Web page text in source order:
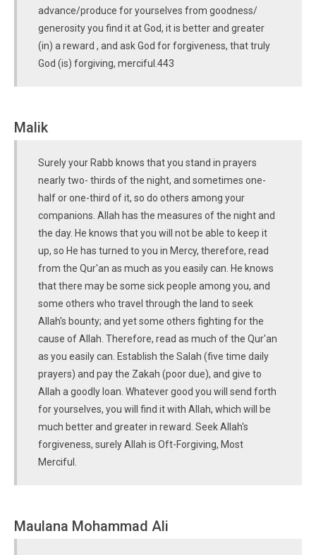
advance/produce for yourselves from goodness/
generosity you find it at God, it is better and greater
(in) a reward , and ask God for forgiveness, that truly
God (is) forgiving, merciful.443
Malik
Surely your Rabb knows that you stand in prayers
nearly two- thirds of the night, and sometimes one-
half or one-third of it, so do others among your
companions. Allah has the measures of the night and
the day. He knows that you will not be able to keep it
up, so He has turned to you in Mercy, therefore, read
from the Qur'an as much as you easily can. He knows
that there may be some sick people among you, and
some others who travel through the land to seek
Allah's bounty; and yet some others fighting for the
cause of Allah. Therefore, read as much of the Qur'an
as you easily can. Establish the Salah (five time daily
prayers) and pay the Zakah (poor due), and give to
Allah a goodly loan. Whatever good you will send forth
for yourselves, you will find it with Allah, which will be
much better and greater in reward. Seek Allah's
forgiveness, surely Allah is Oft-Forgiving, Most
Merciful.
Maulana Mohammad Ali